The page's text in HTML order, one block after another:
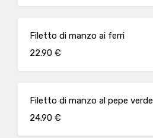
Filetto di manzo ai ferri
22.90 €
Filetto di manzo al pepe verde
24.90 €